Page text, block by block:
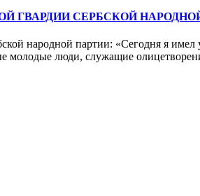
ГВАРДИИ СЕРБСКОЙ
народной партии: «Сегодня я имел
люди, служащие